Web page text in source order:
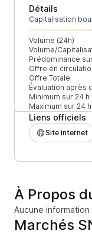
Détails
Capitalisation
Volume (24h)
Volume/
Prédominance
Offre en
Offre Totale
Évaluation après
Minimum sur 24 h
Maximum sur 24 h
Liens officiels
Site internet
À Propos
Aucune
Marchés